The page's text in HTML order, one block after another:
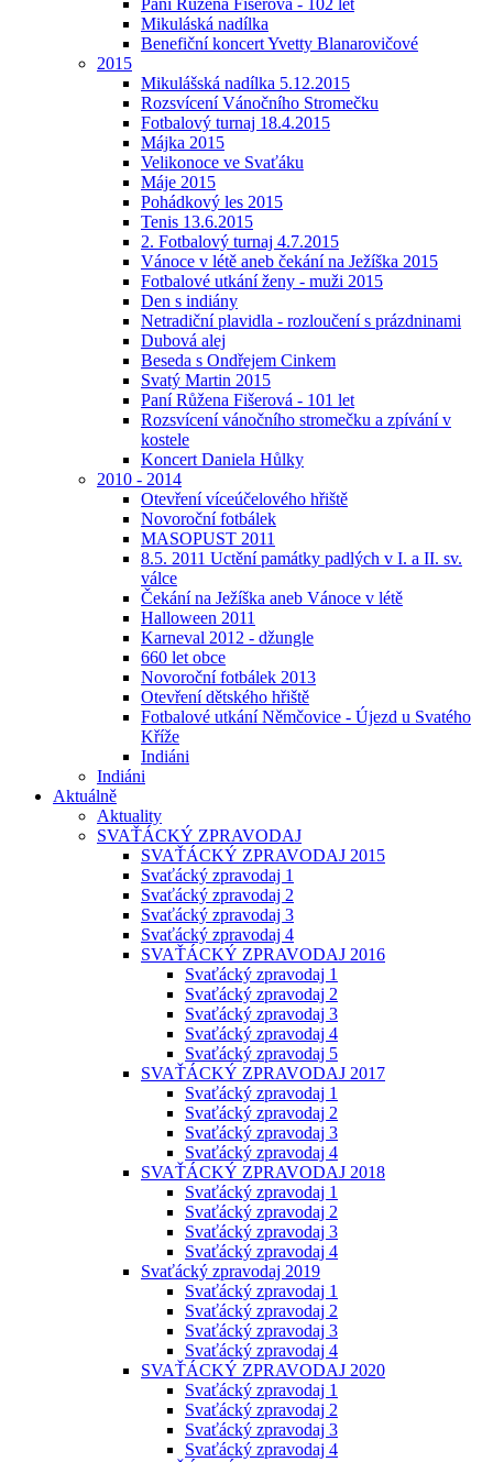
Paní Růžena Fišerová - 102 let
Mikuláská nadílka
Benefiční koncert Yvetty Blanarovičové
2015
Mikulášská nadílka 5.12.2015
Rozsvícení Vánočního Stromečku
Fotbalový turnaj 18.4.2015
Májka 2015
Velikonoce ve Svaťáku
Máje 2015
Pohádkový les 2015
Tenis 13.6.2015
2. Fotbalový turnaj 4.7.2015
Vánoce v létě aneb čekání na Ježíška 2015
Fotbalové utkání ženy - muži 2015
Den s indiány
Netradiční plavidla - rozloučení s prázdninami
Dubová alej
Beseda s Ondřejem Cinkem
Svatý Martin 2015
Paní Růžena Fišerová - 101 let
Rozsvícení vánočního stromečku a zpívání v
kostele
Koncert Daniela Hůlky
2010 - 2014
Otevření víceúčelového hřiště
Novoroční fotbálek
MASOPUST 2011
8.5. 2011 Uctění památky padlých v I. a II. sv.
válce
Čekání na Ježíška aneb Vánoce v létě
Halloween 2011
Karneval 2012 - džungle
660 let obce
Novoroční fotbálek 2013
Otevření dětského hřiště
Fotbalové utkání Němčovice - Újezd u Svatého
Kříže
Indiáni
Indiáni
Aktuálně
Aktuality
SVAŤÁCKÝ ZPRAVODAJ
SVAŤÁCKÝ ZPRAVODAJ 2015
Svaťácký zpravodaj 1
Svaťácký zpravodaj 2
Svaťácký zpravodaj 3
Svaťácký zpravodaj 4
SVAŤÁCKÝ ZPRAVODAJ 2016
Svaťácký zpravodaj 1
Svaťácký zpravodaj 2
Svaťácký zpravodaj 3
Svaťácký zpravodaj 4
Svaťácký zpravodaj 5
SVAŤÁCKÝ ZPRAVODAJ 2017
Svaťácký zpravodaj 1
Svaťácký zpravodaj 2
Svaťácký zpravodaj 3
Svaťácký zpravodaj 4
SVAŤÁCKÝ ZPRAVODAJ 2018
Svaťácký zpravodaj 1
Svaťácký zpravodaj 2
Svaťácký zpravodaj 3
Svaťácký zpravodaj 4
Svaťácký zpravodaj 2019
Svaťácký zpravodaj 1
Svaťácký zpravodaj 2
Svaťácký zpravodaj 3
Svaťácký zpravodaj 4
SVAŤÁCKÝ ZPRAVODAJ 2020
Svaťácký zpravodaj 1
Svaťácký zpravodaj 2
Svaťácký zpravodaj 3
Svaťácký zpravodaj 4